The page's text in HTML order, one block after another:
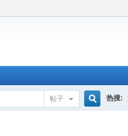
帖子 热搜: